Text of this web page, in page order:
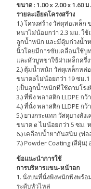
ขนาด : 1.00 x 2.00 x 1.60 ม.
รายละเอียดโครงสร้าง
1.) โครงสร้าง วัสดุท่อเหล็
หนาไม่น้อยกว่า 2.3 มม. ใช้
ลูกน้ำหนัก และมีตุ้มถ่วงน้ำ
นิ้วโดยมีการขับเคลื่อนใช้บู
และหัวบูทขาใช้ฝาเหล็กครึ่
2.) ตุ้มน้ำหนัก วัสดุเหล็กหล่
ขนาดøไม่น้อยกว่า 19 ซม
(เป็นลูกน้ำหนักที่ใช้ตามโร
3.) ที่พิง พลาสติก LLDPE กว้
4.) ที่นั่ง พลาสติก LLDPE กว้
5.) ยางกระแทก วัสดุยางสัง
ขนาด ø ไม่น้อยกว่า 5 ซม.
6.) เคลือบน้ำยากันสนิม (ฟอ
7.) Powder Coating (สีฝุ่น
ข้อแนะนำการใช้
การบริหารแขน-หน้าอก
1. นั่งบนที่นั่งพิงพนักพิงพร้
ระดับหัวไหล่